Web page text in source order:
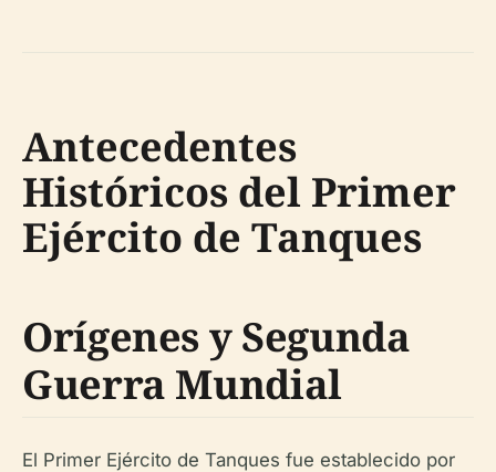
Antecedentes
Históricos del Primer
Ejército de Tanques
Orígenes y Segunda
Guerra Mundial
El Primer Ejército de Tanques fue establecido por